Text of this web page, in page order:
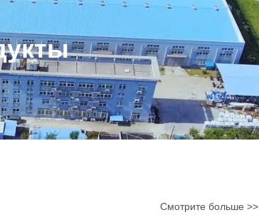
Смотрите больше >>